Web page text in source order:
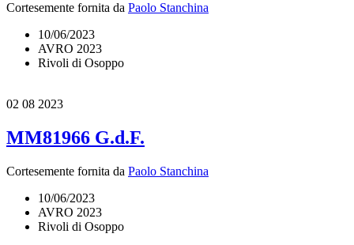
Cortesemente fornita da Paolo Stanchina
10/06/2023
AVRO 2023
Rivoli di Osoppo
02 08 2023
MM81966 G.d.F.
Cortesemente fornita da Paolo Stanchina
10/06/2023
AVRO 2023
Rivoli di Osoppo